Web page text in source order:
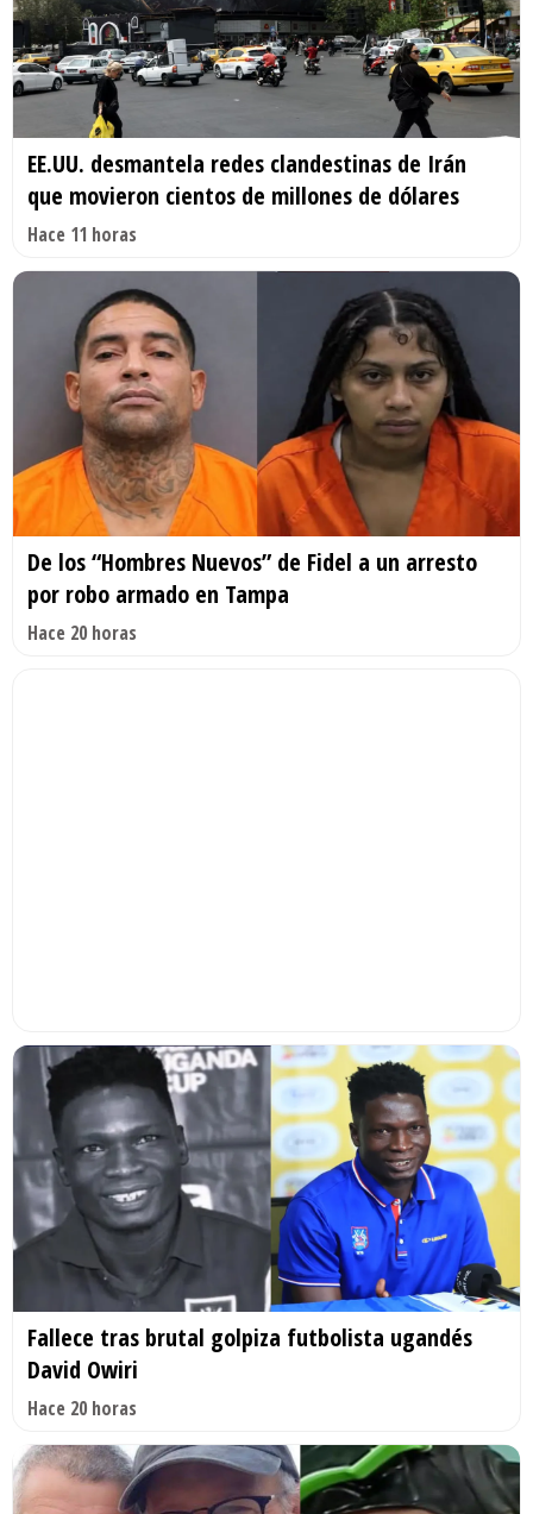
EE.UU. desmantela redes clandestinas de Irán
que movieron cientos de millones de dólares
Hace 11 horas
De los “Hombres Nuevos” de Fidel a un arresto
por robo armado en Tampa
Hace 20 horas
Fallece tras brutal golpiza futbolista ugandés
David Owiri
Hace 20 horas